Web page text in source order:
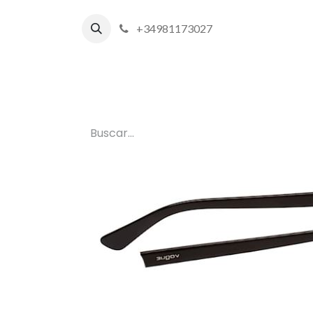
+34981173027